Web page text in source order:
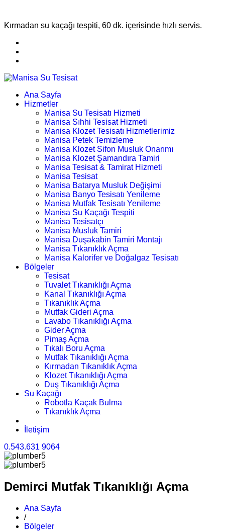
Kırmadan su kaçağı tespiti, 60 dk. içerisinde hızlı servis.
Ana Sayfa
Hizmetler
Manisa Su Tesisatı Hizmeti
Manisa Sıhhi Tesisat Hizmeti
Manisa Klozet Tesisatı Hizmetlerimiz
Manisa Petek Temizleme
Manisa Klozet Sifon Musluk Onarımı
Manisa Klozet Şamandıra Tamiri
Manisa Tesisat & Tamirat Hizmeti
Manisa Tesisat
Manisa Batarya Musluk Değişimi
Manisa Banyo Tesisatı Yenileme
Manisa Mutfak Tesisatı Yenileme
Manisa Su Kaçağı Tespiti
Manisa Tesisatçı
Manisa Musluk Tamiri
Manisa Duşakabin Tamiri Montajı
Manisa Tıkanıklık Açma
Manisa Kalorifer ve Doğalgaz Tesisatı
Bölgeler
Tesisat
Tuvalet Tıkanıklığı Açma
Kanal Tıkanıklığı Açma
Tıkanıklık Açma
Mutfak Gideri Açma
Lavabo Tıkanıklığı Açma
Gider Açma
Pimaş Açma
Tıkalı Boru Açma
Mutfak Tıkanıklığı Açma
Kırmadan Tıkanıklık Açma
Klozet Tıkanıklığı Açma
Duş Tıkanıklığı Açma
Su Kaçağı
Robotla Kaçak Bulma
Tıkanıklık Açma
İletişim
0.543.631 9064
Demirci Mutfak Tıkanıklığı Açma
Ana Sayfa
/
Bölgeler